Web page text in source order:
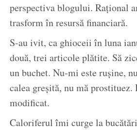
perspectiva blogului. Rațional
trasform în resursă financiară.
S-au ivit, ca ghioceii în luna
două, trei articole plătite. Să
un buchet. Nu-mi este rușine,
calea greșită, nu mă prostituez.
modificat.
Caloriferul îmi curge la